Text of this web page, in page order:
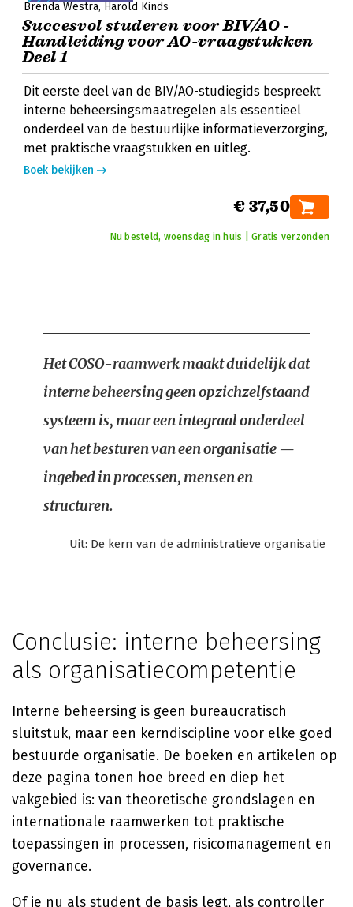
Brenda Westra Harold Kinds
Succesvol studeren voor BIV/AO -
Handleiding voor AO-vraagstukken
Deel 1
Dit eerste deel van de BIV/AO-studiegids bespreekt
interne beheersingsmaatregelen als essentieel
onderdeel van de bestuurlijke informatieverzorging,
met praktische vraagstukken en uitleg.
Boek bekijken
€ 37,50
Nu besteld, woensdag in huis | Gratis verzonden
Het COSO-raamwerk maakt duidelijk dat
interne beheersing geen opzichzelfstaand
systeem is, maar een integraal onderdeel
van het besturen van een organisatie —
ingebed in processen, mensen en
structuren.
Uit: De kern van de administratieve organisatie
Conclusie: interne beheersing
als organisatiecompetentie
Interne beheersing is geen bureaucratisch
sluitstuk, maar een kerndiscipline voor elke goed
bestuurde organisatie. De boeken en artikelen op
deze pagina tonen hoe breed en diep het
vakgebied is: van theoretische grondslagen en
internationale raamwerken tot praktische
toepassingen in processen, risicomanagement en
governance.
Of je nu als student de basis legt, als controller